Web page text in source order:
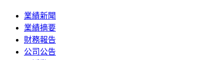
業績新聞
業績摘要
財務報告
公司公告